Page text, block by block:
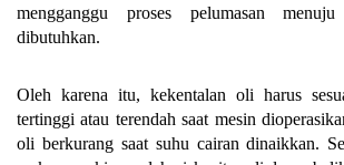
mengganggu proses pelumasan
dibutuhkan.
Oleh karena itu, kekentalan oli harus
tertinggi atau terendah saat mesin
oli berkurang saat suhu cairan dinaikkan.